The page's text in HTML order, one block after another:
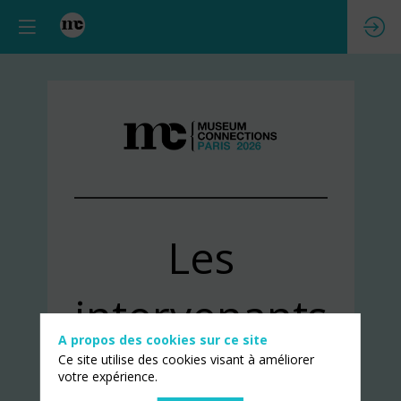
Les
intervenants
A propos des cookies sur ce site
Ce site utilise des cookies visant à améliorer
votre expérience.